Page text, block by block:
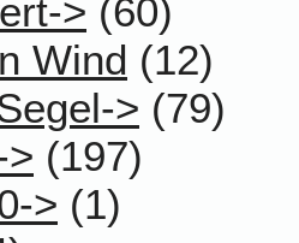
> (60)
Wind (12)
> (79)
> (197)
> (1)